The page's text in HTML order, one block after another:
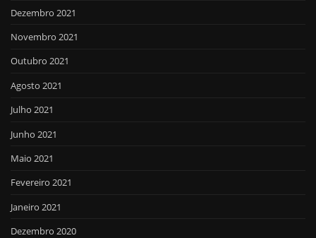
Dezembro 2021
Novembro 2021
Outubro 2021
Agosto 2021
Julho 2021
Junho 2021
Maio 2021
Fevereiro 2021
Janeiro 2021
Dezembro 2020